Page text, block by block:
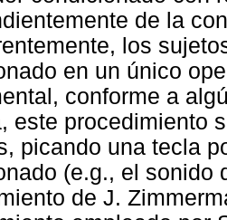
de la
los
en un único
conforme a
este procedimiento
picando una tecla
(e.g., el sonido
de J.